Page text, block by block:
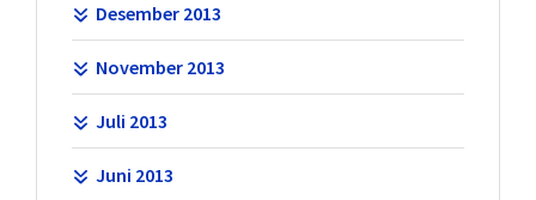
Desember 2013
November 2013
Juli 2013
Juni 2013